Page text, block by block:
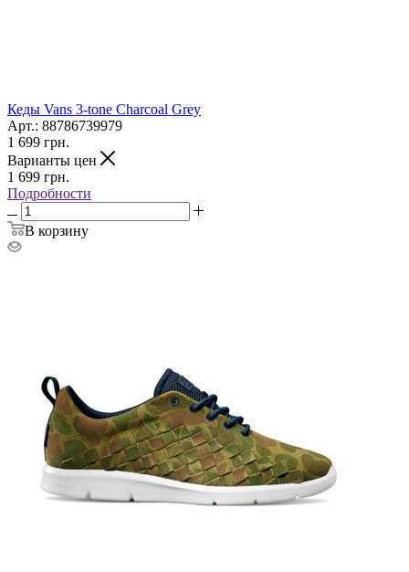
Кеды Vans 3-tone Charcoal Grey
Арт.: 88786739979
1 699 грн.
Варианты цен
1 699 грн.
Подробности
В корзину